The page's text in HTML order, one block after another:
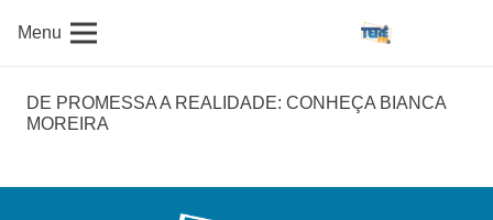
Menu
DE PROMESSA A REALIDADE: CONHEÇA BIANCA
MOREIRA